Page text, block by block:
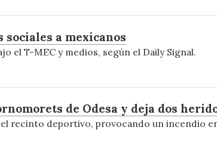
a mexicanos
el T-MEC y medios, según el Daily Signal.
de Odesa y deja dos
recinto deportivo, provocando un incendio